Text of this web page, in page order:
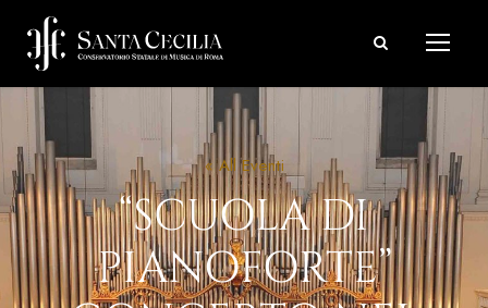
« All Eventi
“SCUOLA DI
PIANOFORTE”